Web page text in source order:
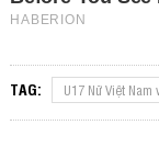
TAG: U17 Nữ Việt Nam